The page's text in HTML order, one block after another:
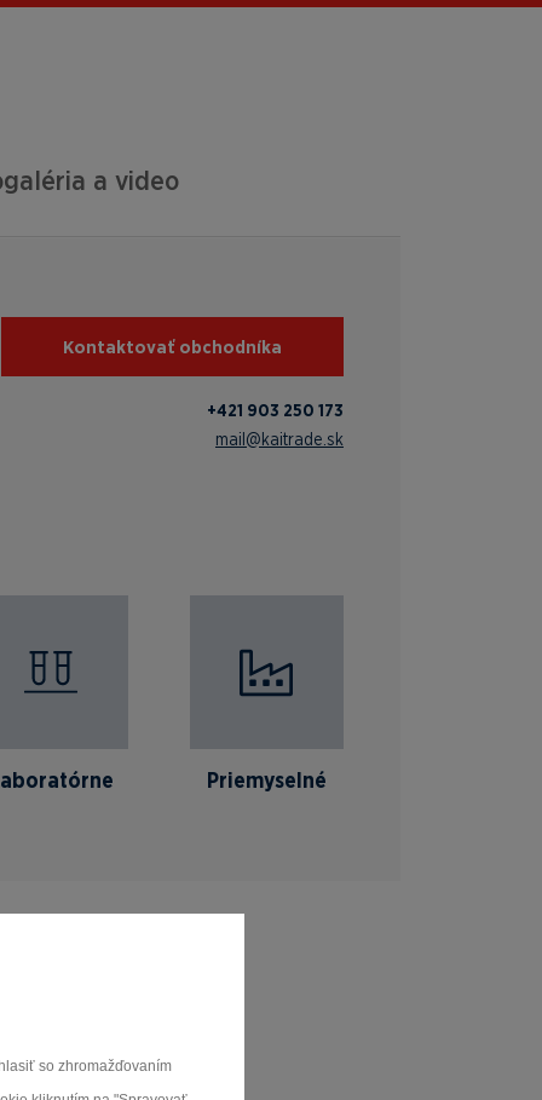
so zhromažďovaním
a video
Kontaktovať obchodníka
+421 903 250 173
mail@kaitrade.sk
Priemyselné